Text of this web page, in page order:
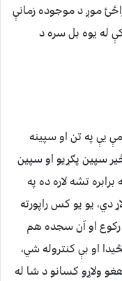
موږ د موجوده زمانې
له یوه بل سره د
یې په تن او سپینه
سپین پګړیو او سپین
تشه لاره ده په
دي، یو یو کس راپورته
رکوع او آن سجده هم
او بې کنتروله شي،
ولاړو کسانو د شا له